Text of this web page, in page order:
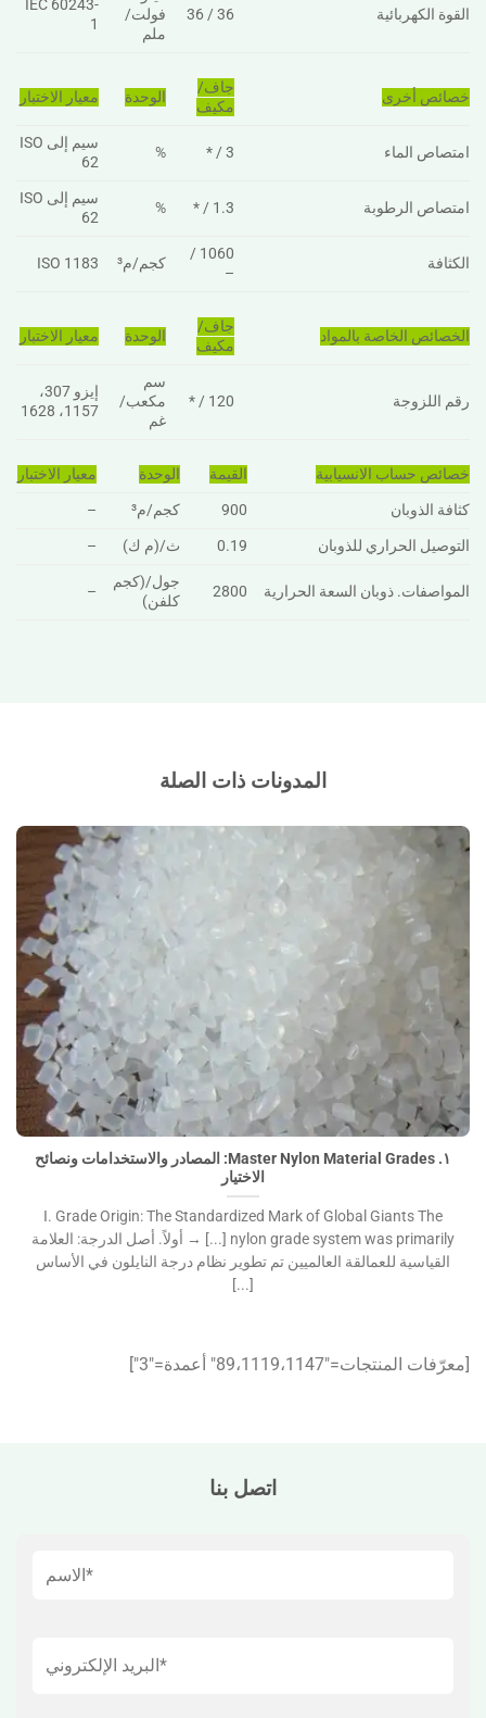
القوة الكهربائية 36 / 36
فولت/
ملم
IEC 60243-
1
خصائص أخرى
جاف/
مكيف
الوحدة معيار الاختبار
امتصاص الماء 3 / *
%
سيم إلى ISO
62
امتصاص الرطوبة 1.3 / *
%
سيم إلى ISO
62
الكثافة
1060 /
–
كجم/م³ ISO 1183
الخصائص الخاصة بالمواد
جاف/
مكيف
الوحدة معيار الاختبار
رقم اللزوجة 120 / *
سم
مكعب/
غم
إيزو 307،
1157، 1628
خصائص حساب الانسيابية القيمة الوحدة
معيار الاختبار
كثافة الذوبان
900 كجم/م³
–
التوصيل الحراري للذوبان
0.19 ث/(م ك) –
المواصفات. ذوبان السعة الحرارية 2800
جول/(كجم
كلفن)
–
المدونات ذات الصلة
١. Master Nylon Material Grades: المصادر والاستخدامات
ونصائح الاختيار">
١. Master Nylon Material Grades: المصادر والاستخدامات ونصائح
الاختيار
I. Grade Origin: The Standardized Mark of Global Giants The
nylon grade system was primarily [...] → أولاً. أصل الدرجة: العلامة
القياسية للعمالقة العالميين تم تطوير نظام درجة النايلون في الأساس
[...]
[معرّفات المنتجات="89،1119،1147″ أعمدة="3″]
اتصل بنا